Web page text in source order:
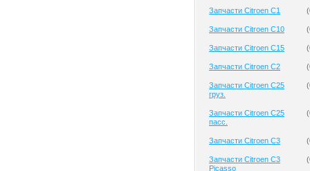
Запчасти Citroen C1 (
Запчасти Citroen C10 (
Запчасти Citroen C15 (
Запчасти Citroen C2 (
Запчасти Citroen C25
груз.
(
Запчасти Citroen C25
пасс.
(
Запчасти Citroen C3 (
Запчасти Citroen C3
Picasso
(